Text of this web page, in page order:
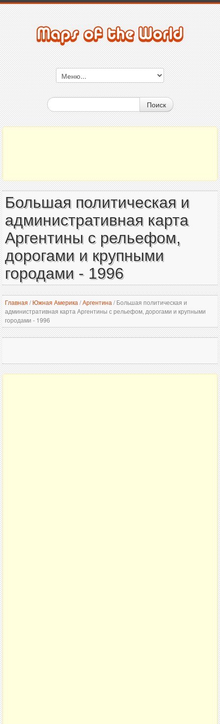
Поиск
Большая политическая и
административная карта
Аргентины с рельефом,
дорогами и крупными
городами - 1996
Главная / Южная Америка /Аргентина /Большая политическая и
административная карта Аргентины с рельефом, дорогами и крупными
городами - 1996